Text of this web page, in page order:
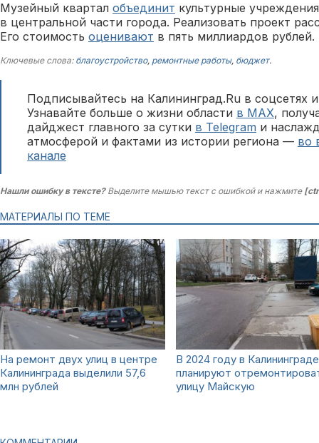
Музейный квартал объединит культурные
в центральной части города. Реализовать проект
Его стоимость оценивают в пять миллиардов рублей.
Ключевые слова: благоустройство, ремонтные работы, бюджет.
Подписывайтесь на Калининград.Ru в соцсетях
Узнавайте больше о жизни области в MAX,
дайджест главного за сутки в Telegram и
атмосферой и фактами из истории региона — во
канале
Нашли ошибку в тексте?Выделите мышью текст с ошибкой и нажмите
МАТЕРИАЛЫ ПО ТЕМЕ
На ремонт двух улиц в центре
Калининграда выделили 57,6
млн рублей
В 2024 году в Калининграде
планируют
улицу Майскую